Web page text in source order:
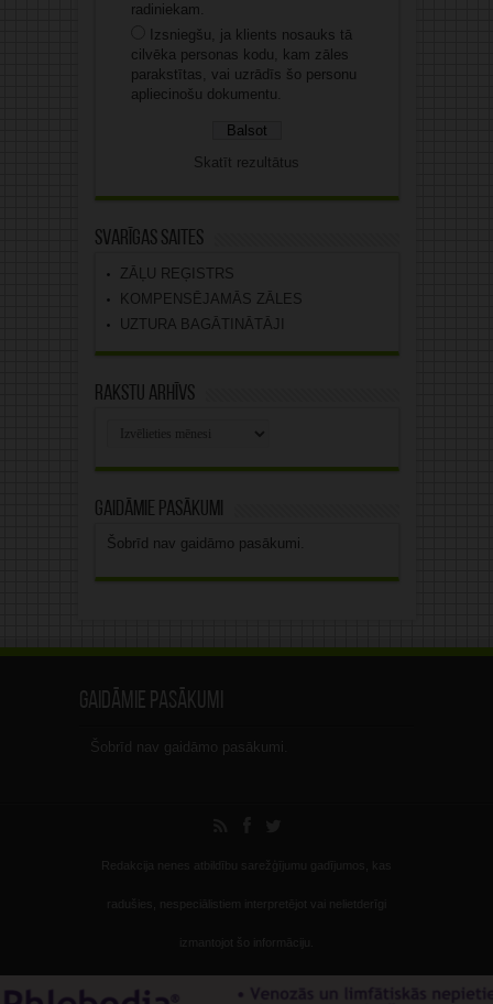
radiniekam.
Izsniegšu, ja klients nosauks tā
cilvēka personas kodu, kam zāles
parakstītas, vai uzrādīs šo personu
apliecinošu dokumentu.
Skatīt rezultātus
Svarīgas saites
ZĀĻU REĢISTRS
KOMPENSĒJAMĀS ZĀLES
UZTURA BAGĀTINĀTĀJI
Rakstu arhīvs
Gaidāmie pasākumi
Šobrīd nav gaidāmo pasākumi.
Gaidāmie pasākumi
Šobrīd nav gaidāmo pasākumi.
Redakcija nenes atbildību sarežģījumu gadījumos, kas